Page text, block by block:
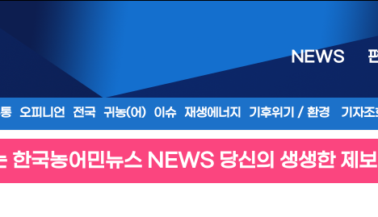
NEWS
오피니언 전국 귀농(어) 이슈 재생에너지 기후위기 / 환경 기자조
한국농어민뉴스 NEWS 당신의 생생한 제